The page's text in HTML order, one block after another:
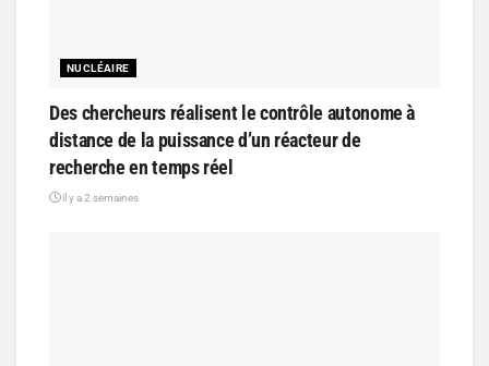
NUCLÉAIRE
Des chercheurs réalisent le contrôle autonome à
distance de la puissance d’un réacteur de
recherche en temps réel
il y a 2 semaines